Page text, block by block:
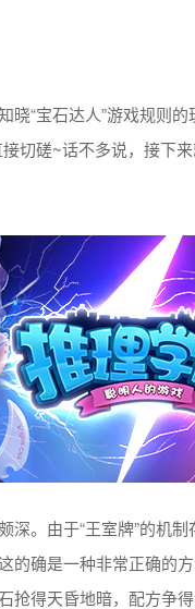
晓“宝石达人”游戏规则
切磋~话不多说，接下来
深。由于“王室牌”的机
确是一种非常正确的方
抢得天昏地暗，配方争